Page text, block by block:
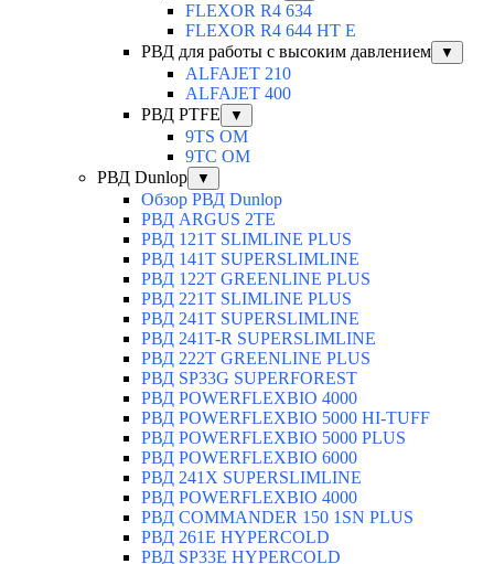
FLEXOR R4 634
FLEXOR R4 644 HT E
РВД для работы с высоким давлением
▼
ALFAJET 210
ALFAJET 400
РВД PTFE
▼
9TS OM
9TC OM
РВД Dunlop
▼
Обзор РВД Dunlop
РВД ARGUS 2TE
РВД 121T SLIMLINE PLUS
РВД 141T SUPERSLIMLINE
РВД 122T GREENLINE PLUS
РВД 221T SLIMLINE PLUS
РВД 241T SUPERSLIMLINE
РВД 241T-R SUPERSLIMLINE
РВД 222T GREENLINE PLUS
РВД SP33G SUPERFOREST
РВД POWERFLEXBIO 4000
РВД POWERFLEXBIO 5000 HI-TUFF
РВД POWERFLEXBIO 5000 PLUS
РВД POWERFLEXBIO 6000
РВД 241X SUPERSLIMLINE
РВД POWERFLEXBIO 4000
РВД СOMMANDER 150 1SN PLUS
РВД 261E HYPERCOLD
РВД SP33E HYPERCOLD